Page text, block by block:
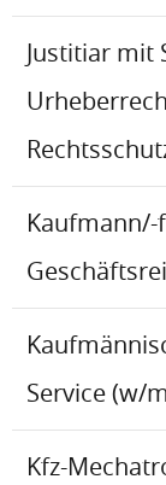
Justitiar mit
Service (w/
Kfz-